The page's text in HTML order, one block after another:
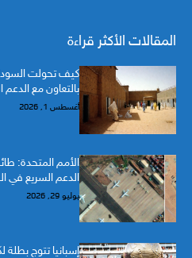
المقالات الأكثر قراءة
كيف تحولت
بالتعاون مع الدعم
أغسطس 1, 2026
الأمم المتحدة:
الدعم السريع في
يوليو 29, 2026